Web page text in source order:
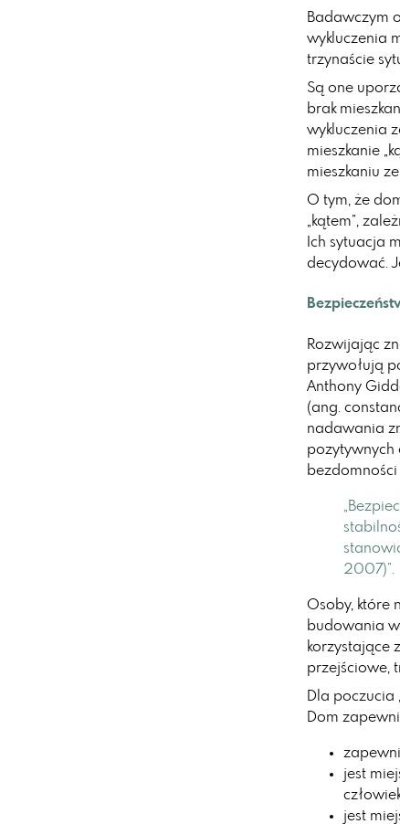
Badawczym
wykluczenia
trzynaście
Są one
brak
wykluczenia
mieszkanie
mieszkaniu
O tym, że
„kątem”,
Ich sytuacja
decydować.
Rozwijając
przywołują
Anthony
(ang.
nadawania
pozytywnych
2007)”.
Osoby, które
budowania
korzystające
przejściowe,
Dla poczucia
Dom
jest
jest